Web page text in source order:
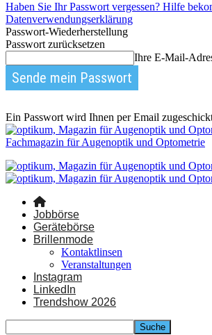
Haben Sie Ihr Passwort vergessen? Hilfe
Datenverwendungserklärung
Passwort-Wiederherstellung
Passwort zurücksetzen
Ihre E-Mail-
Ein Passwort wird Ihnen per Email
Fachmagazin für Augenoptik und Optometrie
Jobbörse
Gerätebörse
Brillenmode
Kontaktlinsen
Veranstaltungen
Instagram
LinkedIn
Trendshow 2026